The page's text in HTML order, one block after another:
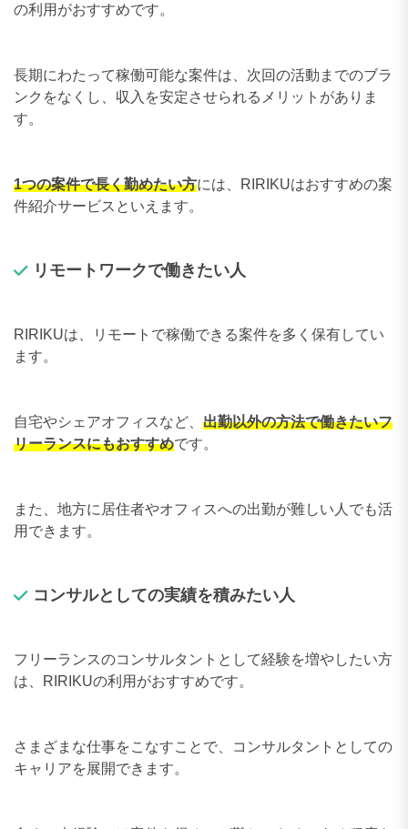
の利用がおすすめです。
長期にわたって稼働可能な案件は、次回の活動までのブラ
ンクをなくし、収入を安定させられるメリットがありま
す。
1つの案件で長く勤めたい方には、RIRIKUはおすすめの案
件紹介サービスといえます。
リモートワークで働きたい人
RIRIKUは、リモートで稼働できる案件を多く保有してい
ます。
自宅やシェアオフィスなど、 出勤以外の方法で働きたいフ
リーランスにもおすすめです。
また、地方に居住者やオフィスへの出勤が難しい人でも活
用できます。
コンサルとしての実績を積みたい人
フリーランスのコンサルタントとして経験を増やしたい方
は、RIRIKUの利用がおすすめです。
さまざまな仕事をこなすことで、コンサルタントとしての
キャリアを展開できます。